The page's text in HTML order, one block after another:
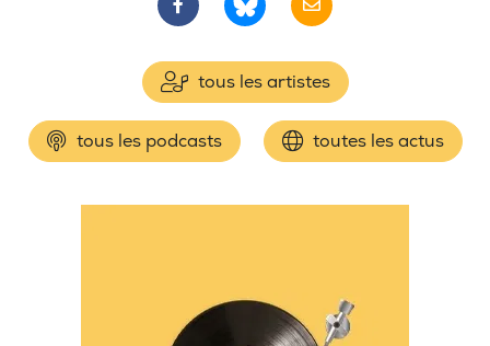
tous les artistes
tous les podcasts toutes les actus